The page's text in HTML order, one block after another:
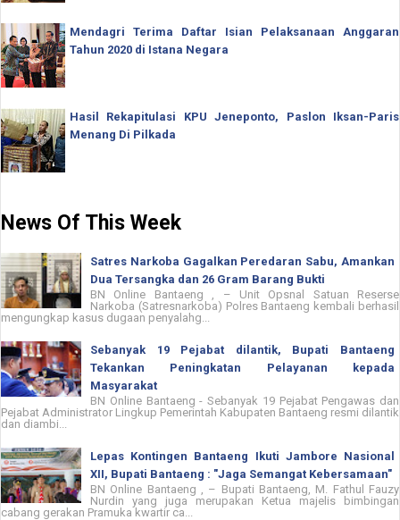
Mendagri Terima Daftar Isian Pelaksanaan Anggaran
Tahun 2020 di Istana Negara
Hasil Rekapitulasi KPU Jeneponto, Paslon Iksan-Paris
Menang Di Pilkada
News Of This Week
Satres Narkoba Gagalkan Peredaran Sabu, Amankan
Dua Tersangka dan 26 Gram Barang Bukti
BN Online Bantaeng , – Unit Opsnal Satuan Reserse
Narkoba (Satresnarkoba) Polres Bantaeng kembali berhasil
mengungkap kasus dugaan penyalahg...
Sebanyak 19 Pejabat dilantik, Bupati Bantaeng
Tekankan Peningkatan Pelayanan kepada
Masyarakat
BN Online Bantaeng - Sebanyak 19 Pejabat Pengawas dan
Pejabat Administrator Lingkup Pemerintah Kabupaten Bantaeng resmi dilantik
dan diambi...
Lepas Kontingen Bantaeng Ikuti Jambore Nasional
XII, Bupati Bantaeng : "Jaga Semangat Kebersamaan"
BN Online Bantaeng , – Bupati Bantaeng, M. Fathul Fauzy
Nurdin yang juga merupakan Ketua majelis bimbingan
cabang gerakan Pramuka kwartir ca...